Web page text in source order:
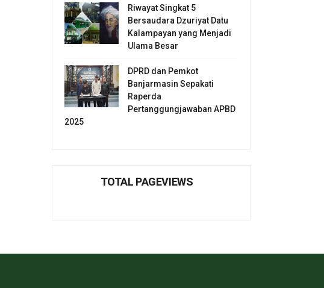
Riwayat Singkat 5
Bersaudara Dzuriyat Datu
Kalampayan yang Menjadi
Ulama Besar
DPRD dan Pemkot
Banjarmasin Sepakati
Raperda
Pertanggungjawaban APBD
2025
TOTAL PAGEVIEWS